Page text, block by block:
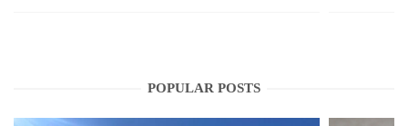
POPULAR POSTS